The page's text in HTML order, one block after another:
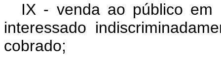
IX - venda ao público em
interessado
cobrado;